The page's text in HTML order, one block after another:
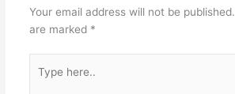
Your email address will not be published.
are marked *
here..